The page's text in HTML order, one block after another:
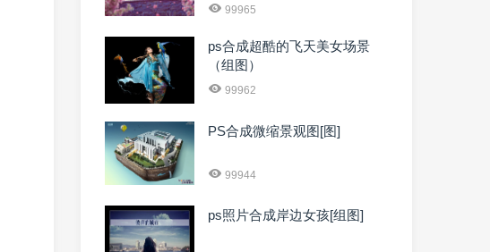
99965
ps合成超酷的飞天美女场景
（组图）
99962
PS合成微缩景观图[图]
99944
ps照片合成岸边女孩[组图]